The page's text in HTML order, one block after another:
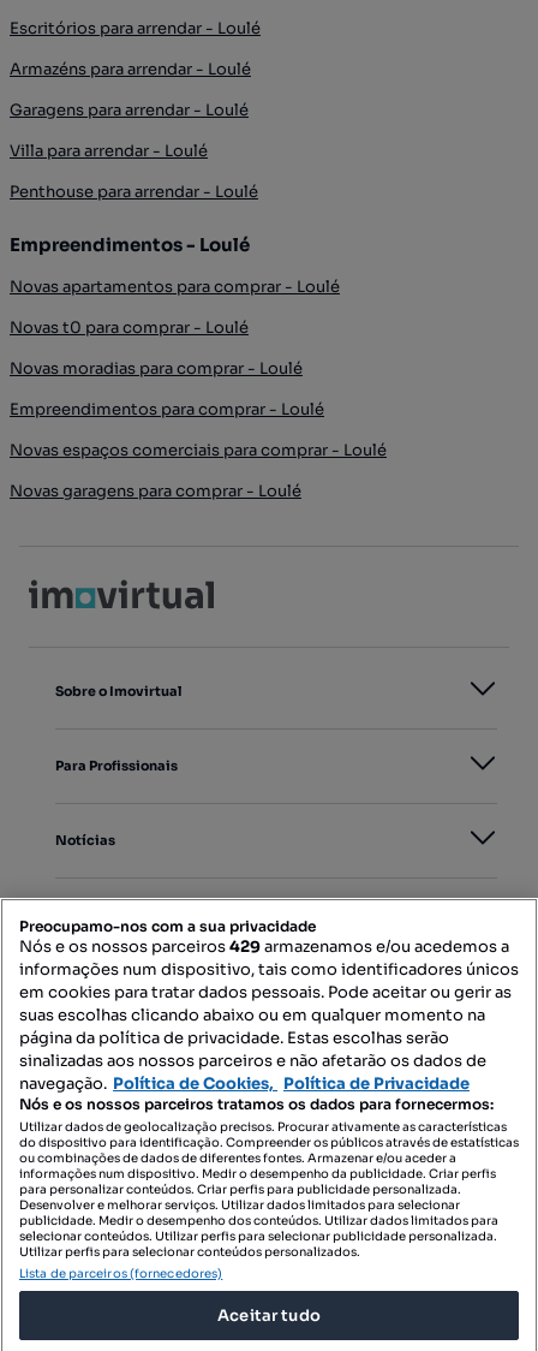
Escritórios para arrendar - Loulé
Armazéns para arrendar - Loulé
Garagens para arrendar - Loulé
Villa para arrendar - Loulé
Penthouse para arrendar - Loulé
Empreendimentos - Loulé
Novas apartamentos para comprar - Loulé
Novas t0 para comprar - Loulé
Novas moradias para comprar - Loulé
Empreendimentos para comprar - Loulé
Novas espaços comerciais para comprar - Loulé
Novas garagens para comprar - Loulé
Sobre o Imovirtual
Para Profissionais
Notícias
Mapa do Site
Contacte-nos
SIGA-NOS:
DESCARREGAR NA:
Preocupamo-nos com a sua privacidade
Nós e os nossos parceiros429armazenamos e/ou acedemos a
informações num dispositivo, tais como identificadores únicos
em cookies para tratar dados pessoais. Pode aceitar ou gerir as
suas escolhas clicando abaixo ou em qualquer momento na
página da política de privacidade. Estas escolhas serão
sinalizadas aos nossos parceiros e não afetarão os dados de
navegação. Política de Cookies, Política de Privacidade
Nós e os nossos parceiros tratamos os dados para fornecermos:
Utilizar dados de geolocalização precisos. Procurar ativamente as características
do dispositivo para identificação. Compreender os públicos através de estatísticas
ou combinações de dados de diferentes fontes. Armazenar e/ou aceder a
informações num dispositivo. Medir o desempenho da publicidade. Criar perfis
para personalizar conteúdos. Criar perfis para publicidade personalizada.
Desenvolver e melhorar serviços. Utilizar dados limitados para selecionar
publicidade. Medir o desempenho dos conteúdos. Utilizar dados limitados para
selecionar conteúdos. Utilizar perfis para selecionar publicidade personalizada.
Utilizar perfis para selecionar conteúdos personalizados.
Lista de parceiros (fornecedores)
Aceitar tudo